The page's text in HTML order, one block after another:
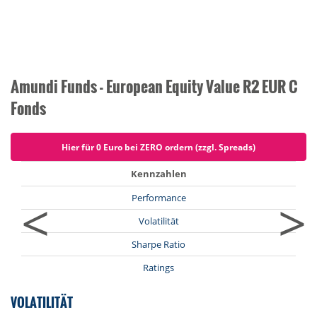
Amundi Funds - European Equity Value R2 EUR C
Fonds
Hier für 0 Euro bei ZERO ordern (zzgl. Spreads)
<
Kennzahlen
Performance
Volatilität
Sharpe Ratio
Ratings
>
VOLATILITÄT